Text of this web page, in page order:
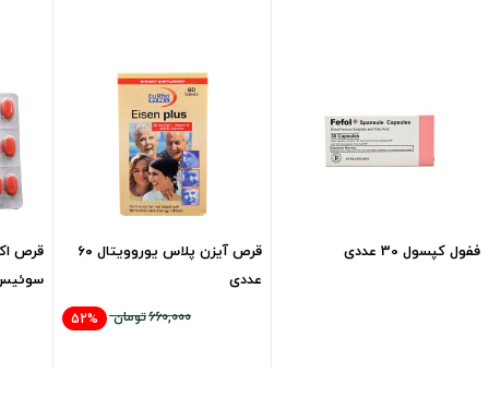
ففول کپسول 30 عددی
قرص آیزن پلاس یوروویتال ۶۰
عددی
660,000تومان 52%
تومان
قرص
سوئیس 30